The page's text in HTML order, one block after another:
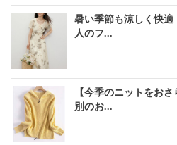
暑い季節も涼しく快
人のフ...
【今季のニットをお
別のお...